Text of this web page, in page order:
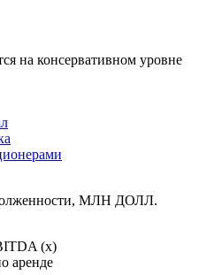
на консервативном уровне
МЛН ДОЛЛ.
(x)
аренде